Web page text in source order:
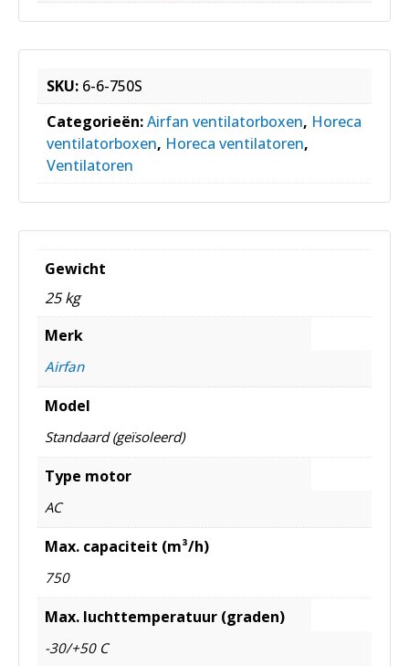
SKU: 6-6-750S
Categorieën:Airfan ventilatorboxen, Horeca
ventilatorboxen, Horeca ventilatoren,
Ventilatoren
Gewicht
25 kg
Merk
Airfan
Model
Standaard (geïsoleerd)
Type motor
AC
Max. capaciteit (m³/h)
750
Max. luchttemperatuur (graden)
-30/+50 C